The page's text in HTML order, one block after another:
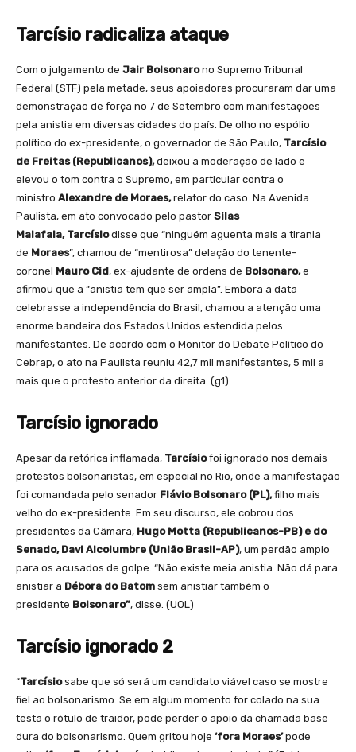
Tarcísio radicaliza ataque
Com o julgamento de Jair Bolsonarono Supremo Tribunal
Federal (STF) pela metade, seus apoiadores procuraram dar uma
demonstração de força no 7 de Setembro com manifestações
pela anistia em diversas cidades do país. De olho no espólio
político do ex-presidente, o governador de São Paulo, Tarcísio
de Freitas (Republicanos),deixou a moderação de lado e
elevou o tom contra o Supremo, em particular contra o
ministro Alexandre de Moraes,relator do caso. Na Avenida
Paulista, em ato convocado pelo pastor Silas
Malafaia, Tarcísiodisse que “ninguém aguenta mais a tirania
de Moraes”, chamou de “mentirosa” delação do tenente-
coronel Mauro Cid, ex-ajudante de ordens de Bolsonaro,e
afirmou que a “anistia tem que ser ampla”. Embora a data
celebrasse a independência do Brasil, chamou a atenção uma
enorme bandeira dos Estados Unidos estendida pelos
manifestantes. De acordo com o Monitor do Debate Político do
Cebrap, o ato na Paulista reuniu 42,7 mil manifestantes, 5 mil a
mais que o protesto anterior da direita. (g1)
Tarcísio ignorado
Apesar da retórica inflamada, Tarcísiofoi ignorado nos demais
protestos bolsonaristas, em especial no Rio, onde a manifestação
foi comandada pelo senador Flávio Bolsonaro (PL),filho mais
velho do ex-presidente. Em seu discurso, ele cobrou dos
presidentes da Câmara, Hugo Motta (Republicanos-PB) e do
Senado, Davi Alcolumbre (União Brasil-AP), um perdão amplo
para os acusados de golpe. “Não existe meia anistia. Não dá para
anistiar a Débora do Batom sem anistiar também o
presidente Bolsonaro”, disse. (UOL)
Tarcísio ignorado 2
“Tarcísiosabe que só será um candidato viável caso se mostre
fiel ao bolsonarismo. Se em algum momento for colado na sua
testa o rótulo de traidor, pode perder o apoio da chamada base
dura do bolsonarismo. Quem gritou hoje ‘fora Moraes’pode